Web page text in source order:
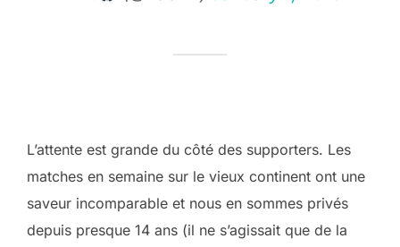
L’attente est grande du côté des supporters. Les
matches en semaine sur le vieux continent ont une
saveur incomparable et nous en sommes privés
depuis presque 14 ans (il ne s’agissait que de la